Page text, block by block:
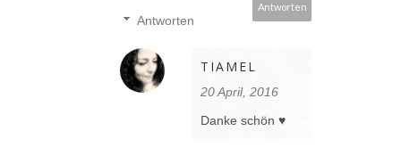
Antworten
Antworten
TIAMEL
20 April, 2016
Danke schön ♥